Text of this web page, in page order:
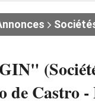
de Castro -